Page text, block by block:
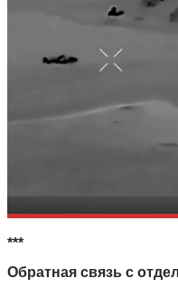
***
Обратная связь с